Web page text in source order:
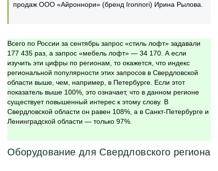
продаж ООО «Айроннори» (бренд Ironnori) Ирина Рылова.
Всего по России за сентябрь запрос «стиль лофт» задавали
177 435 раз, а запрос «мебель лофт» — 34 170. А если
изучить эти цифры по регионам, то окажется, что индекс
региональной популярности этих запросов в Свердловской
области выше, чем, например, в Петербурге. Если этот
показатель выше 100%, это означает, что в данном регионе
существует повышенный интерес к этому слову. В
Свердловской области он равен 108%, а в Санкт-Петербурге и
Ленинградской области — только 97%.
Оборудование для Свердловского региона